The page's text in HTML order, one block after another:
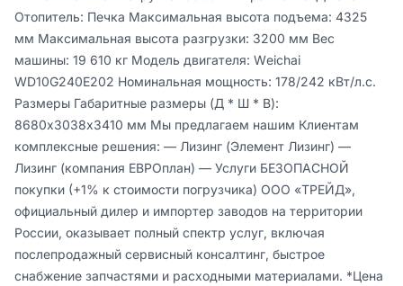
Отопитель: Печка Максимальная высота подъема: 4325
мм Максимальная высота разгрузки: 3200 мм Вес
машины: 19 610 кг Модель двигателя: Wеiсhаi
WD10G240Е202 Номинальная мощность: 178/242 кВт/л.с.
Размеры Габаритные размеры (Д * Ш * В):
8680х3038х3410 мм Мы предлагаем нашим Клиентам
комплексные решения: — Лизинг (Элемент Лизинг) —
Лизинг (компания ЕВРОплан) — Услуги БЕЗОПАСНОЙ
покупки (+1% к стоимости погрузчика) ООО «ТРЕЙД»,
официальный дилер и импортер заводов на территории
России, оказывает полный спектр услуг, включая
послепродажный сервисный консалтинг, быстрое
снабжение запчастями и расходными материалами. *Цена